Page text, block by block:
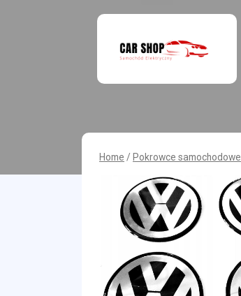
Home / Pokrowce samochodowe